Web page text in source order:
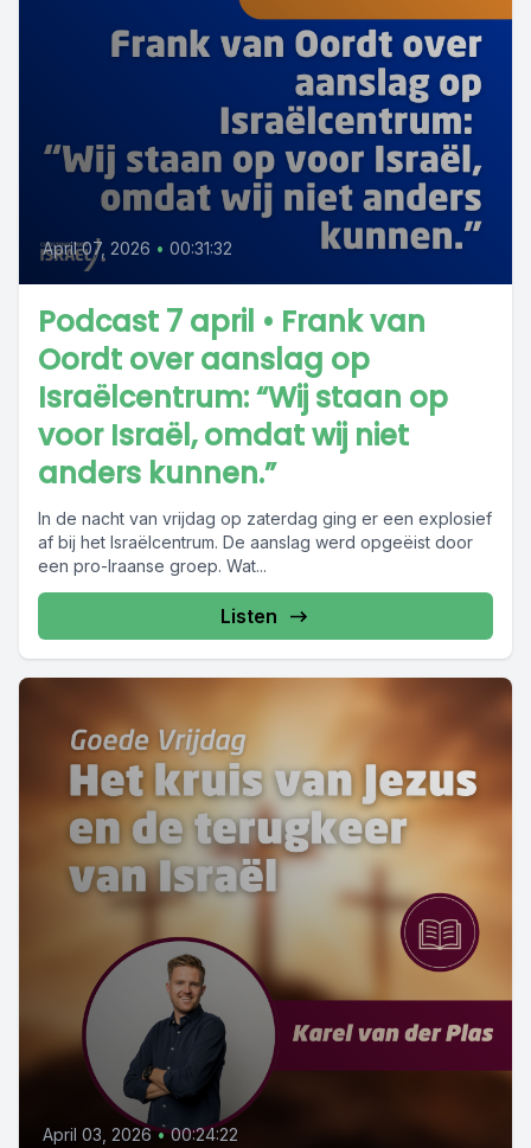
April 07, 2026 • 00:31:32
Podcast 7 april • Frank van
Oordt over aanslag op
Israëlcentrum: “Wij staan op
voor Israël, omdat wij niet
anders kunnen.”
In de nacht van vrijdag op zaterdag ging er een explosief
af bij het Israëlcentrum. De aanslag werd opgeëist door
een pro-Iraanse groep. Wat...
Listen
April 03, 2026 • 00:24:22